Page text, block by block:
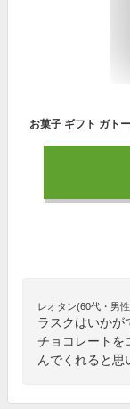
レオタン(60代・男
ラスクはいかが
チョコレートを
んでくれると思